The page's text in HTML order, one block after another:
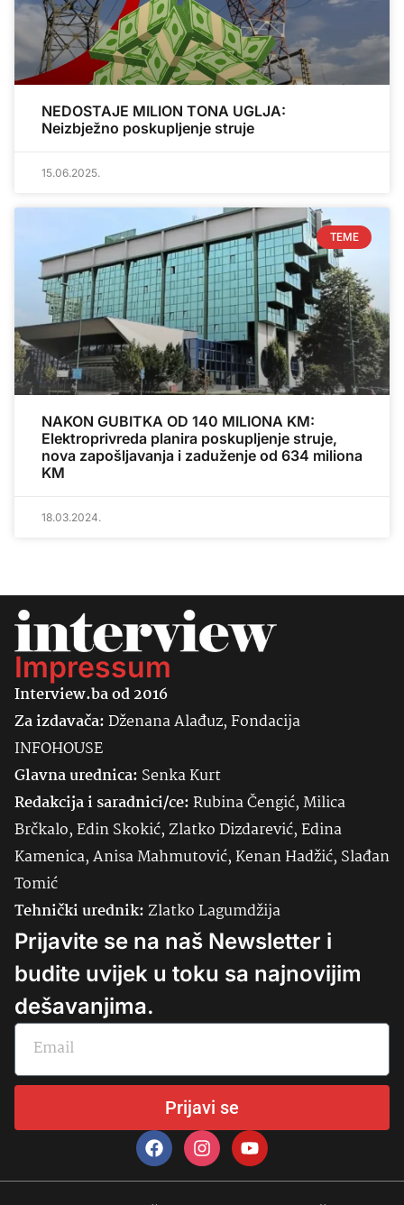
NEDOSTAJE MILION TONA UGLJA:
Neizbježno poskupljenje struje
15.06.2025.
TEME
NAKON GUBITKA OD 140 MILIONA KM:
Elektroprivreda planira poskupljenje struje,
nova zapošljavanja i zaduženje od 634 miliona
KM
18.03.2024.
Impressum
Interview.ba od 2016
Za izdavača:Dženana Alađuz, Fondacija
INFOHOUSE
Glavna urednica: SenkaKurt
Redakcija i saradnici/ce:Rubina Čengić, Milica
Brčkalo, Edin Skokić, Zlatko Dizdarević, Edina
Kamenica, Anisa Mahmutović, Kenan Hadžić, Slađan
Tomić
Tehnički urednik:Zlatko Lagumdžija
Prijavite se na naš Newsletter i
budite uvijek u toku sa najnovijim
dešavanjima.
Prijavi se